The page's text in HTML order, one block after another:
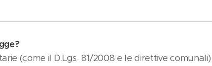
(come il D.Lgs. 81/2008 e le direttive